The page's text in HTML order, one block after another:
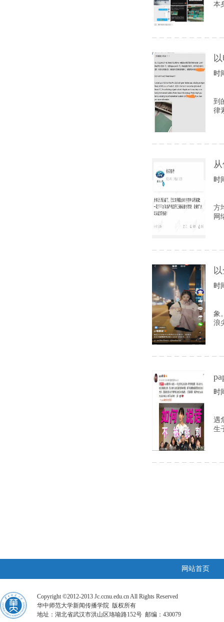
本
时
到
律
时
方
网
时
象
浪
时
遇
生
网站首页
Copyright ©2012-2013 Jc.ccnu.edu.cn All Rights Reserved
华中师范大学新闻传播学院 版权所有
地址：湖北省武汉市洪山区珞喻路152号 邮编：430079